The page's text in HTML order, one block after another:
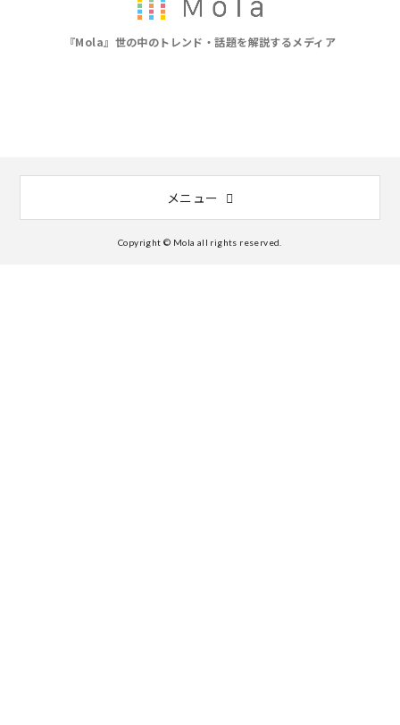
『Mola』世の中のトレンド・話題を解説するメディア
メニュー
Copyright © Mola all rights reserved.